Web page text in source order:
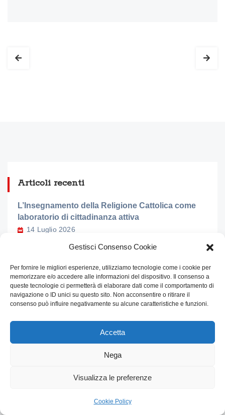
Gestisci Consenso Cookie
Per fornire le migliori esperienze, utilizziamo tecnologie come i cookie per
memorizzare e/o accedere alle informazioni del dispositivo. Il consenso a
queste tecnologie ci permetterà di elaborare dati come il comportamento di
navigazione o ID unici su questo sito. Non acconsentire o ritirare il
consenso può influire negativamente su alcune caratteristiche e funzioni.
Accetta
Nega
Visualizza le preferenze
Cookie Policy
Articoli recenti
L’Insegnamento della Religione Cattolica come
laboratorio di cittadinanza attiva
14 Luglio 2026
Giuseppe Ghirelli”: 10 – 6 ai Galacticos in una
finale spettacolare
14 Luglio 2026
della XXIV edizione del Premio Bonifacio VIII
Fides, Scientia, Virtus: il segno grafico di